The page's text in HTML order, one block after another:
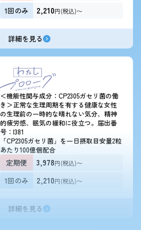
1回のみ 2,210円(税込)〜
詳細を見る
＜機能性関与成分：CP2305ガセリ菌の働
き＞正常な生理周期を有する健康な女性
の生理前の一時的な晴れない気分、精神
的疲労感、眠気の緩和に役立つ。届出番
号：I381
「CP2305ガセリ菌」を一日摂取目安量2粒
あたり100億個配合
定期便 3,978円(税込)〜
1回のみ 2,210円(税込)〜
詳細を見る